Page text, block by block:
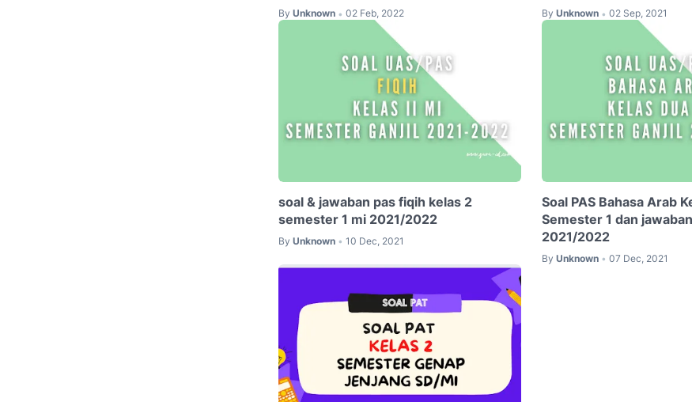
By Unknown • 02 Feb, 2022 By Unknown • 02 Sep, 2021
soal & jawaban pas fiqih kelas 2
semester 1 mi 2021/2022
By Unknown • 10 Dec, 2021
Soal PAS Bahasa Arab
Semester 1 dan
2021/2022
By Unknown • 07 Dec, 2021